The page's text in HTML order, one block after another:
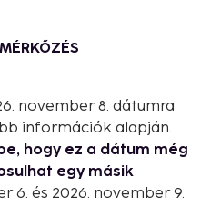
november 8. dátumra
információk alapján.
hogy ez a dátum még
egy másik
6. és 2026. november 9.